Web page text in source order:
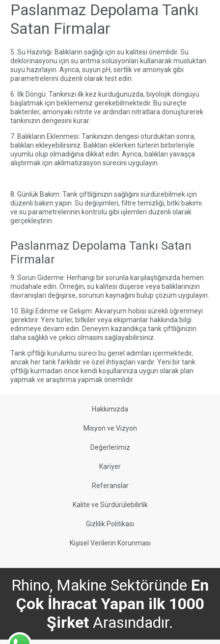
Paslanmaz Depolama Tankı
Satan Firmalar
5. Su Hazırlığı: Balıkların sağlığı için su kalitesi önemlidir. Su
deklorinasyonu için su arıtma solüsyonları kullanarak musluktan
suyu hazırlayın. Ayrıca, suyun pH, sertlik ve amonyak gibi
parametrelerini düzenli olarak test edin.
6. İlk Döngü: Tankınızı ilk kez kurduğunuzda, biyolojik döngüyü
başlatmak için beklemeniz gerekebilmektedir. Bu süreçte
bakteriler, amonyakı nitrite ve ardından nitratlara dönüştürerek
tankınızın dengesini kurar.
7. Balıkların Eklenmesi: Tankınızın dengesi oturduktan sonra,
balıkları ekleyebilirsiniz. Balıkları eklerken türlerin birbirleriyle
uyumlu olup olmadığına dikkat edin. Ayrıca, balıkları yavaşça
alıştırmak için aklimatizasyon sürecini uygulayın.
8. Günlük Bakım: Tank çiftliğinizin sağlığını sürdürebilmek için
düzenli bakım yapın. Su değişimleri, filtre temizliği, bitki bakımı
ve su parametrelerinin kontrolü gibi işlemleri düzenli olarak
gerçekleştirin.
Paslanmaz Depolama Tankı Satan
Firmalar
9. Sorun Giderme: Herhangi bir sorunla karşılaştığınızda hemen
müdahale edin. Örneğin, su kalitesi düşerse veya balıklarınızın
davranışları değişirse, sorunun kaynağını bulup çözüm uygulayın.
10. Bilgi Edinme ve Gelişim: Akvaryum hobisi sürekli öğrenmeyi
gerektirir. Yeni türler, bitkiler veya ekipmanlar hakkında bilgi
edinmeye devam edin. Deneyim kazandıkça tank çiftliğinizin
daha sağlıklı ve çekici olmasını sağlayabilirsiniz.
Tank çiftliği kurulumu süreci bu genel adımları içermektedir,
ancak her tank farklıdır ve özel ihtiyaçları vardır. Yeni bir tank
çiftliği kurmadan önce kendi koşullarınıza uygun olarak plan
yapmak ve araştırma yapmak önemlidir.
Hakkımızda
Misyon ve Vizyon
Değerlerimiz
Kariyer
Referanslar
Kalite ve Sürdürülebilirlik
Gizlilik Politikası
Kişisel Verilerin Korunması
Rhino, Makine Sektöründe En
Çok İhracat Yapan ilk 1000
Şirket Arasındadır.